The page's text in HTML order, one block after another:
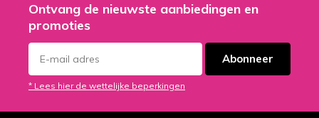
Ontvang de nieuwste aanbiedingen en
promoties
Abonneer
* Lees hier de wettelijke beperkingen